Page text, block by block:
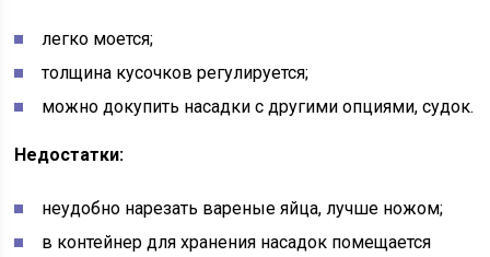
легко моется;
толщина кусочков регулируется;
можно докупить насадки с другими опциями, судок.
Недостатки:
неудобно нарезать вареные яйца, лучше ножом;
в контейнер для хранения насадок помещается